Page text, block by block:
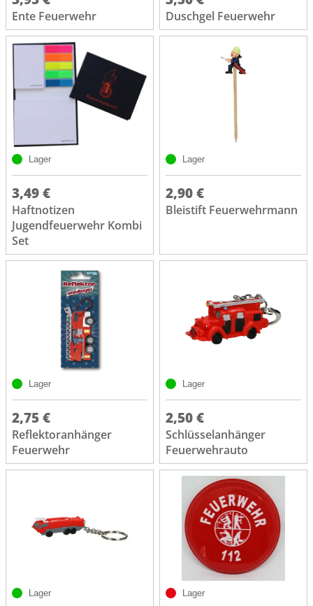
Ente Feuerwehr Duschgel Feuerwehr
Lager
3,49 €
Haftnotizen
Jugendfeuerwehr Kombi
Set
Lager
2,90 €
Bleistift Feuerwehrmann
Lager
2,75 €
Reflektoranhänger
Feuerwehr
Lager
2,50 €
Schlüsselanhänger
Feuerwehrauto
Lager Lager